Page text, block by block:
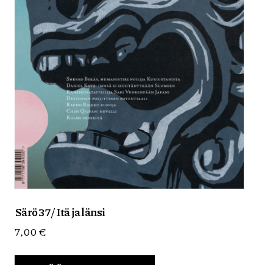
Särö 37 / Itä ja länsi
7,00€